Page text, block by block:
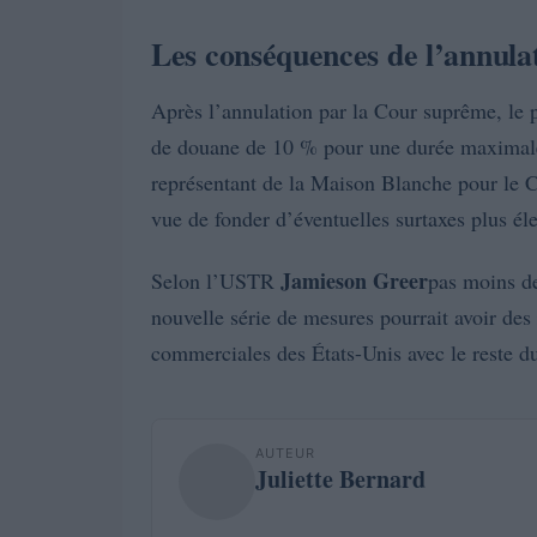
Les conséquences de
Après l’annulation par la Cour suprême, le
de douane de 10 % pour une durée
représentant de la Maison Blanche pour le
vue de fonder d’éventuelles surtaxes plus
Selon l’USTR Jamieson Greerpas moins
nouvelle série de mesures pourrait avoir
commerciales des États-Unis avec le reste
AUTEUR
Juliette Bernard